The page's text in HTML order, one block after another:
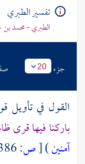
تفسير الطبري
الطبري - محمد
جزء 20
القول في تأويل
باركنا فيها قرى
آمنين)
[ص: